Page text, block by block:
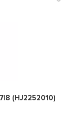
0
(HJ2252010)